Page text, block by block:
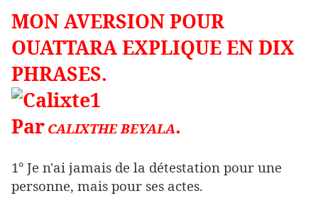
MON AVERSION POUR
OUATTARA EXPLIQUE EN DIX
PHRASES.
Par CALIXTHE BEYALA.
1° Je n'ai jamais de la détestation pour une
personne, mais pour ses actes.